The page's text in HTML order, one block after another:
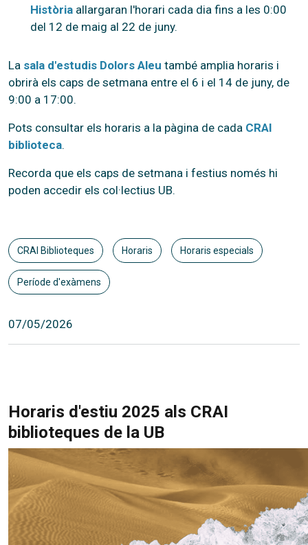
Història allargaran l'horari cada dia fins a les 0:00
del 12 de maig al 22 de juny.
La sala d'estudis Dolors Aleu també amplia horaris i
obrirà els caps de setmana entre el 6 i el 14 de juny, de
9:00 a 17:00.
Pots consultar els horaris a la pàgina de cada CRAI
biblioteca.
Recorda que els caps de setmana i festius només hi
poden accedir els col·lectius UB.
CRAI Biblioteques Horaris Horaris especials
Període d'exàmens
07/05/2026
Horaris d'estiu 2025 als CRAI
biblioteques de la UB